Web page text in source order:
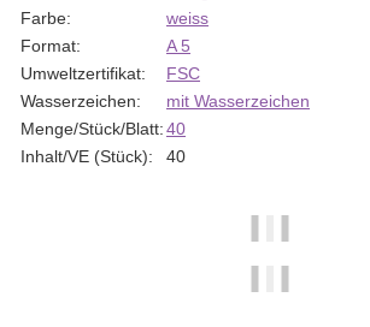
Farbe:
weiss
Format:
A 5
Umweltzertifikat:
FSC
Wasserzeichen:
mit Wasserzeichen
Menge/Stück/Blatt:40
Inhalt/VE (Stück):
40